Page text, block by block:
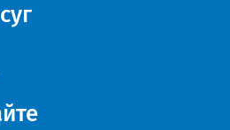
ежедневно
водой. Подвоз воды
у магазина “Олеся”».
уверяет: предприятие делает
восстановительные работы в
подача воды в дом №88 в